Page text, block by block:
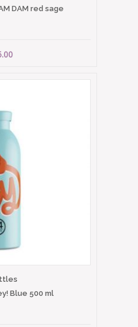
DAM red sage
Blue 500 ml